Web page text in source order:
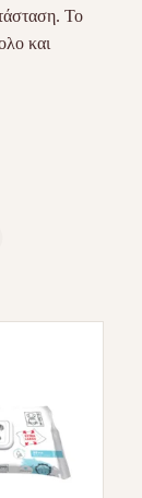
Το
και